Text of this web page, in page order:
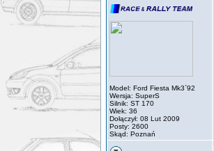
Model: Ford Fiesta Mk3`92
Wersja: SuperS
Silnik: ST 170
Wiek: 36
Dołączył: 08 Lut 2009
Posty: 2600
Skąd: Poznań